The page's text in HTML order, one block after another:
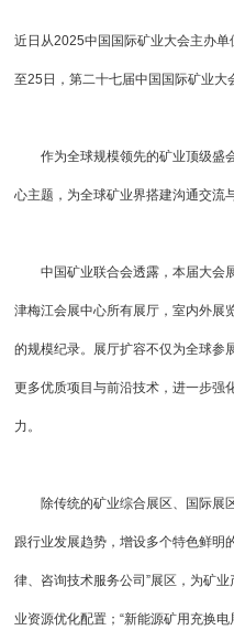
近日从2025中国国际矿业大会主办
至25日，第二十七届中国国际矿业大
作为全球规模领先的矿业顶级盛会
心主题，为全球矿业界搭建沟通交流
中国矿业联合会透露，本届大会
津梅江会展中心所有展厅，室内外展
的规模纪录。展厅扩容不仅为全球参
更多优质项目与前沿技术，进一步强
力。
除传统的矿业综合展区、国际展
跟行业发展趋势，增设多个特色鲜明
律、咨询技术服务公司”展区，为矿
业资源优化配置；“新能源矿用充换